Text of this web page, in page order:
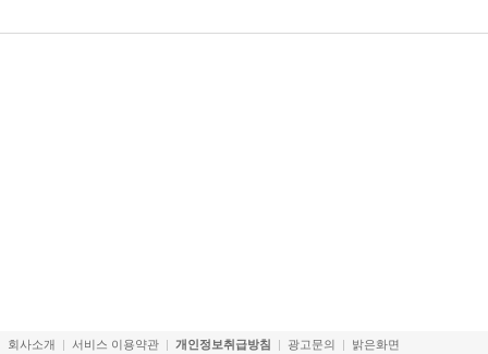
회사소개 서비스 이용약관 개인정보취급방침 광고문의 밝은화면